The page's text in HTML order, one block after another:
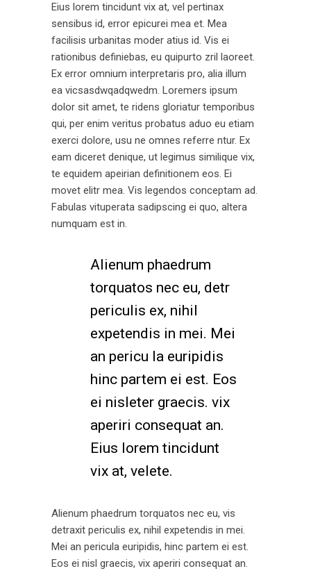
Eius lorem tincidunt vix at, vel pertinax
sensibus id, error epicurei mea et. Mea
facilisis urbanitas moder atius id. Vis ei
rationibus definiebas, eu quipurto zril laoreet.
Ex error omnium interpretaris pro, alia illum
ea vicsasdwqadqwedm. Loremers ipsum
dolor sit amet, te ridens gloriatur temporibus
qui, per enim veritus probatus aduo eu etiam
exerci dolore, usu ne omnes referre ntur. Ex
eam diceret denique, ut legimus similique vix,
te equidem apeirian definitionem eos. Ei
movet elitr mea. Vis legendos conceptam ad.
Fabulas vituperata sadipscing ei quo, altera
numquam est in.
Alienum phaedrum
torquatos nec eu, detr
periculis ex, nihil
expetendis in mei. Mei
an pericu la euripidis
hinc partem ei est. Eos
ei nisleter graecis. vix
aperiri consequat an.
Eius lorem tincidunt
vix at, velete.
Alienum phaedrum torquatos nec eu, vis
detraxit periculis ex, nihil expetendis in mei.
Mei an pericula euripidis, hinc partem ei est.
Eos ei nisl graecis, vix aperiri consequat an.